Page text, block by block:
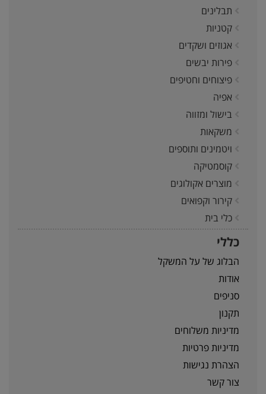
תבלינים
קטניות
אגוזים ושקדים
פירות יבשים
פיצוחים וחטיפים
אפיה
בישול ומזווה
משקאות
ויטמינים ותוספים
קוסמטיקה
מוצרים אקולוגים
קירור וקפואים
כלי בית
כללי
הבלוג של על המשקל
אודות
סניפים
תקנון
מדיניות משלוחים
מדיניות פרטיות
הצהרת נגישות
צור קשר